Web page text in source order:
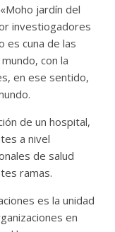
jardín del
investiogadores
es cuna de las
con la
en ese sentido,
de un hospital,
a nivel
de salud
ramas.
es la unidad
en